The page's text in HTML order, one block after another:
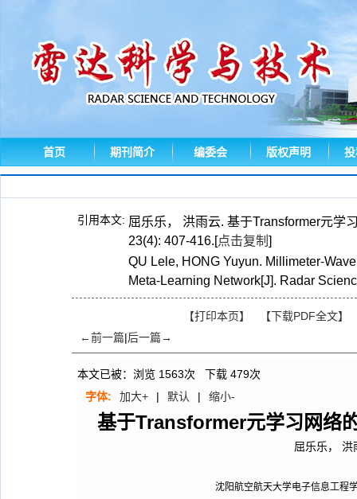
首页 期刊简介 编委会 版权声明
引用本文: 屈乐乐， 洪雨云. 基于Transformer元学
23(4): 407-416.[点击复制 ]
QU Lele, HONG Yuyun.
Meta⁃Learning Network[J]. Radar
【打印本页】
【下载PDF全文】
←前一篇|后一篇→
本文已被：浏览 1563次 下载 479次
字体:
加大+ | 默认 | 缩小-
基于Transformer元学习网络
屈乐乐， 洪
沈阳航空航天大学电子信息工程